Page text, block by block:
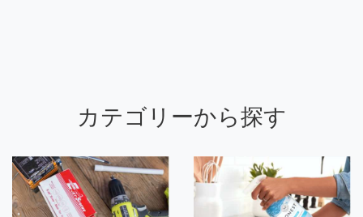
カテゴリーから探す